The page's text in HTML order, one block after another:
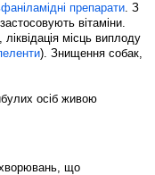
препарати. З
вітаміни.
місць виплоду
). Знищення собак,
осіб живою
що